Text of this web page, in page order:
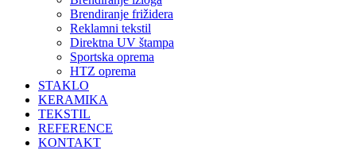
Brendiranje frižidera
Reklamni tekstil
Direktna UV štampa
Sportska oprema
HTZ oprema
STAKLO
KERAMIKA
TEKSTIL
REFERENCE
KONTAKT